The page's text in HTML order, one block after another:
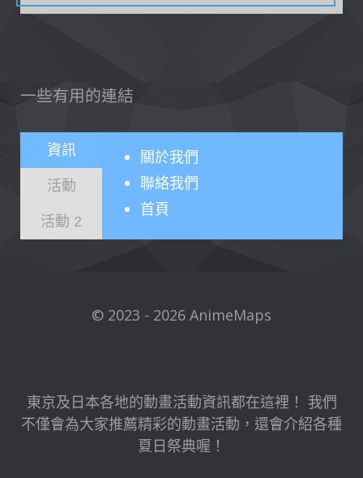
一些有用的連結
資訊
活動
活動 2
關於我們
聯絡我們
首頁
© 2023 - 2026 AnimeMaps
東京及日本各地的動畫活動資訊都在這裡！ 我們
不僅會為大家推薦精彩的動畫活動，還會介紹各種
夏日祭典喔！